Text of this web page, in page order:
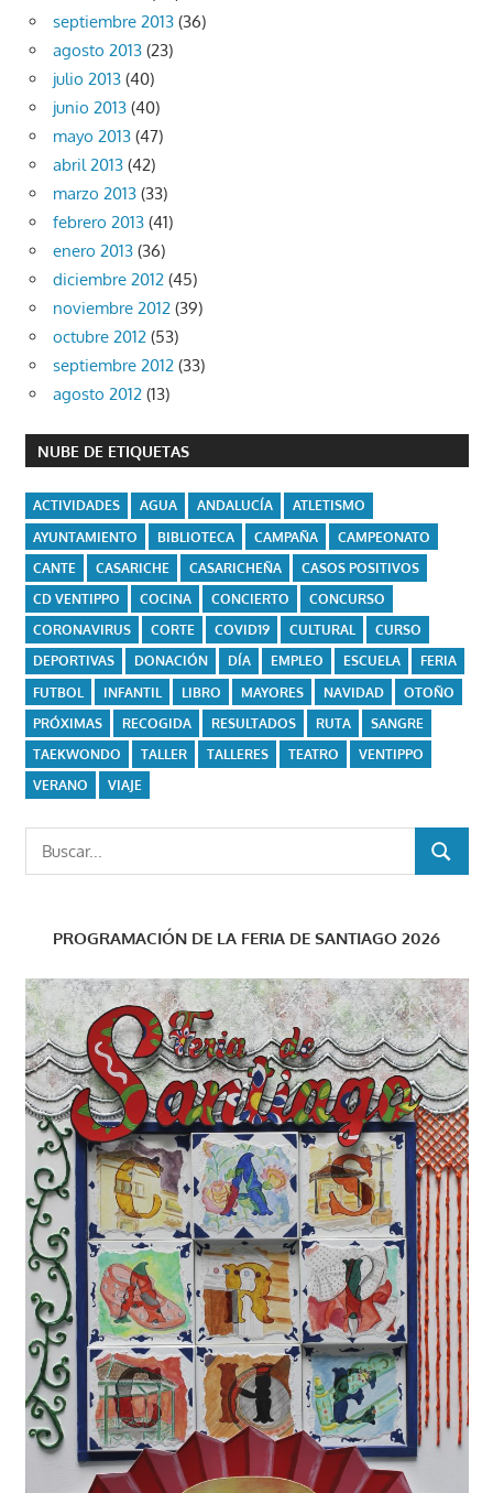
septiembre 2013 (36)
agosto 2013 (23)
julio 2013 (40)
junio 2013 (40)
mayo 2013 (47)
abril 2013 (42)
marzo 2013 (33)
febrero 2013 (41)
enero 2013 (36)
diciembre 2012 (45)
noviembre 2012 (39)
octubre 2012 (53)
septiembre 2012 (33)
agosto 2012 (13)
NUBE DE ETIQUETAS
ACTIVIDADES AGUA ANDALUCÍA
ATLETISMO
AYUNTAMIENTO
BIBLIOTECA CAMPAÑA
CAMPEONATO
CANTE
CASARICHE CASARICHEÑA
CASOS POSITIVOS
CD VENTIPPO
COCINA CONCIERTO
CONCURSO
CORONAVIRUS
CORTE COVID19 CULTURAL
CURSO
DEPORTIVAS
DONACIÓN DÍA EMPLEO ESCUELA
FERIA
FUTBOL
INFANTIL LIBRO MAYORES NAVIDAD
OTOÑO
PRÓXIMAS
RECOGIDA RESULTADOS RUTA
SANGRE
TAEKWONDO
TALLER TALLERES TEATRO
VENTIPPO
VERANO
VIAJE
Buscar:
BUSCAR
PROGRAMACIÓN DE LA FERIA DE SANTIAGO 2026